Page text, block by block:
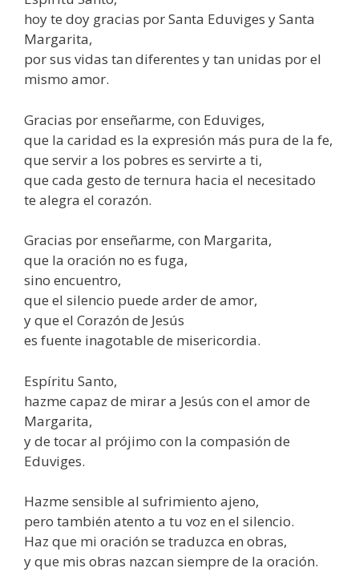
hoy te doy gracias por Santa Eduviges y Santa
Margarita,
por sus vidas tan diferentes y tan unidas por el
mismo amor.
Gracias por enseñarme, con Eduviges,
que la caridad es la expresión más pura de la fe,
que servir a los pobres es servirte a ti,
que cada gesto de ternura hacia el necesitado
te alegra el corazón.
Gracias por enseñarme, con Margarita,
que la oración no es fuga,
sino encuentro,
que el silencio puede arder de amor,
y que el Corazón de Jesús
es fuente inagotable de misericordia.
Espíritu Santo,
hazme capaz de mirar a Jesús con el amor de
Margarita,
y de tocar al prójimo con la compasión de
Eduviges.
Hazme sensible al sufrimiento ajeno,
pero también atento a tu voz en el silencio.
Haz que mi oración se traduzca en obras,
y que mis obras nazcan siempre de la oración.